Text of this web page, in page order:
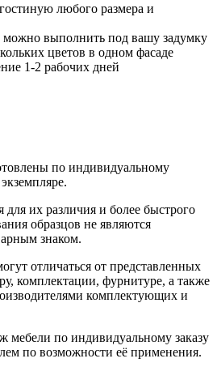
любого размера и
можно выполнить под вашу задумку
цветов в одном фасаде
1-2 рабочих дней
по индивидуальному
их различия и более быстрого
образцов не являются
знаком.
отличаться от представленных
комплектации, фурнитуре, а также
комплектующих и
мебели по индивидуальному заказу
по возможности её применения.